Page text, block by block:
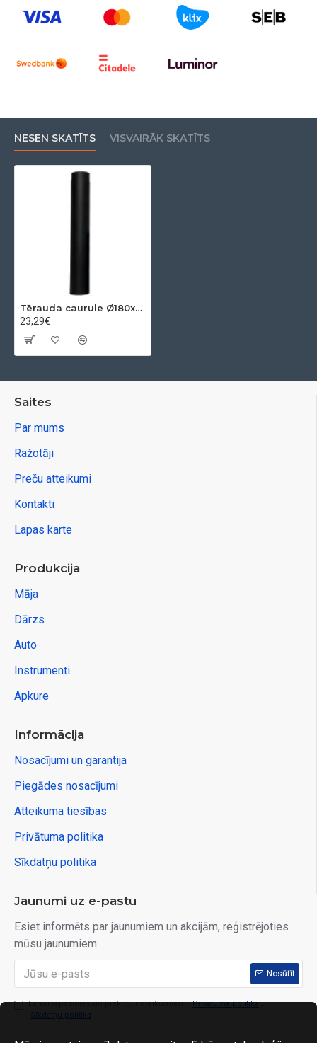
NESEN SKATĪTS VISVAIRĀK SKATĪTS
Tērauda caurule Ø180x2 mm 0,50m
23,29€
Saites
Par mums
Ražotāji
Preču atteikumi
Kontakti
Lapas karte
Produkcija
Māja
Dārzs
Auto
Instrumenti
Apkure
Informācija
Nosacījumi un garantija
Piegādes nosacījumi
Atteikuma tiesības
Privātuma politika
Sīkdatņu politika
Jaunumi uz e-pastu
Esiet informēts par jaunumiem un akcijām, reģistrējoties
mūsu jaunumiem.
Nosūtīt
Esmu iepazinies un piekrītu noteikumiem: Privātuma politika ,
Sīkdatņu politika